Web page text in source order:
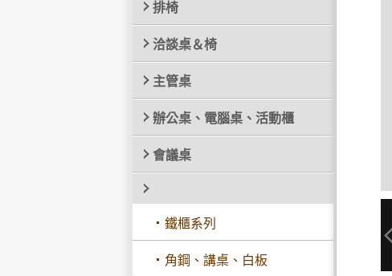
排椅
洽談桌＆椅
主管桌
辦公桌、電腦桌、活動櫃
會議桌
鐵櫃系列
角鋼、講桌、白板